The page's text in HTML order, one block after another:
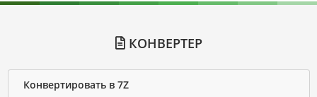
КОНВЕРТЕР
Конвертировать в 7Z